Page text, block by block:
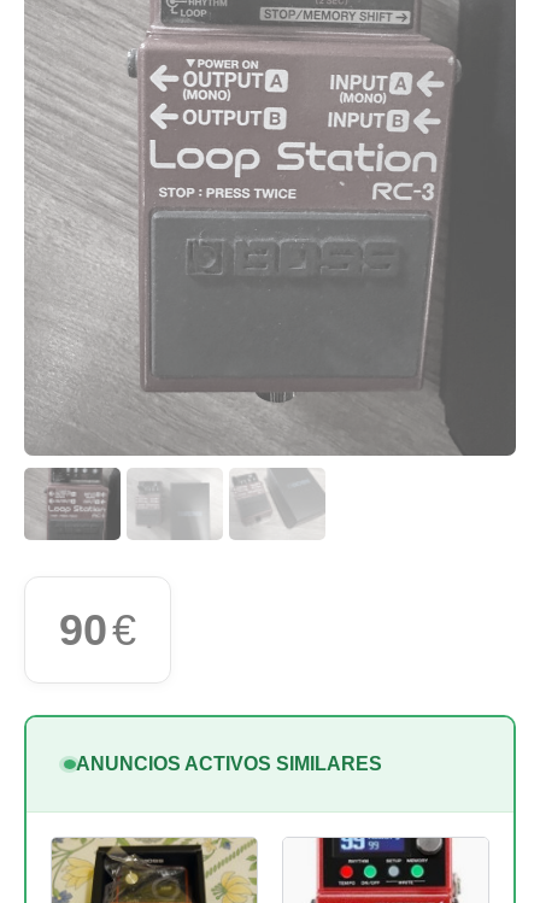
90€
ANUNCIOS ACTIVOS SIMILARES